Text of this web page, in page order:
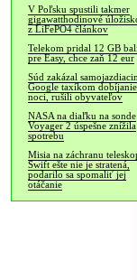
V Poľsku spustili takmer
gigawatthodinové
z LiFePO4 článkov
Telekom pridal 12 GB
pre Easy, chce zaň 12 eur
Súd zakázal
Google taxíkom
noci, rušili obyvateľov
NASA na diaľku na sonde
Voyager 2 úspešne znížila
spotrebu
Misia na záchranu
Swift ešte nie je stratená,
podarilo sa spomaliť jej
otáčanie